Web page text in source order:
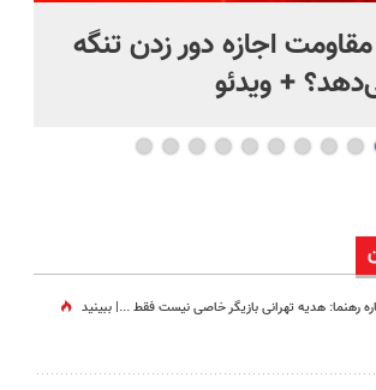
اجازه دور زدن تنگه
+ ویدئو
رهنما: هدیه تهرانی بازیگر خاصی نیست فقط ...|‌ ببینید